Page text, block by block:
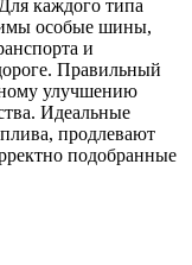
каждого типа
особые шины,
и
Правильный
улучшению
Идеальные
продлевают
подобранные